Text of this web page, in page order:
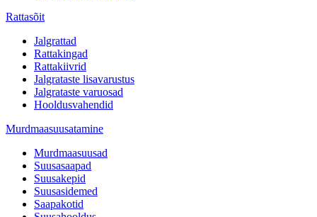
Rattasõit
Jalgrattad
Rattakingad
Rattakiivrid
Jalgrataste lisavarustus
Jalgrataste varuosad
Hooldusvahendid
Murdmaasuusatamine
Murdmaasuusad
Suusasaapad
Suusakepid
Suusasidemed
Saapakotid